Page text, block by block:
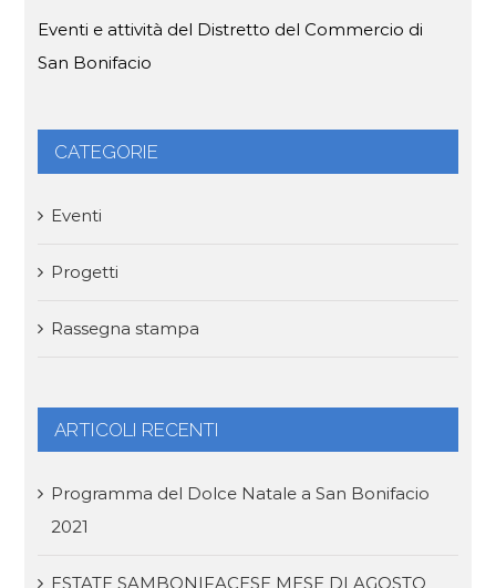
Eventi e attività del Distretto del Commercio di
San Bonifacio
CATEGORIE
Eventi
Progetti
Rassegna stampa
ARTICOLI RECENTI
Programma del Dolce Natale a San Bonifacio
2021
ESTATE SAMBONIFACESE MESE DI AGOSTO